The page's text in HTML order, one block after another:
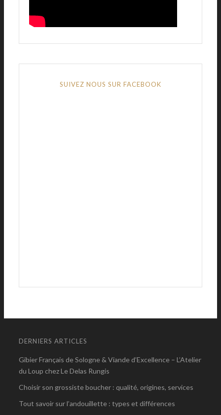
SUIVEZ NOUS SUR FACEBOOK
DERNIERS ARTICLES
Gibier Français de Sologne & Viande d’Excellence – L’Atelier
du Loup chez Le Delas Rungis
Choisir son grossiste boucher : qualité, origines, services
Tout savoir sur l’andouillette : types et différences